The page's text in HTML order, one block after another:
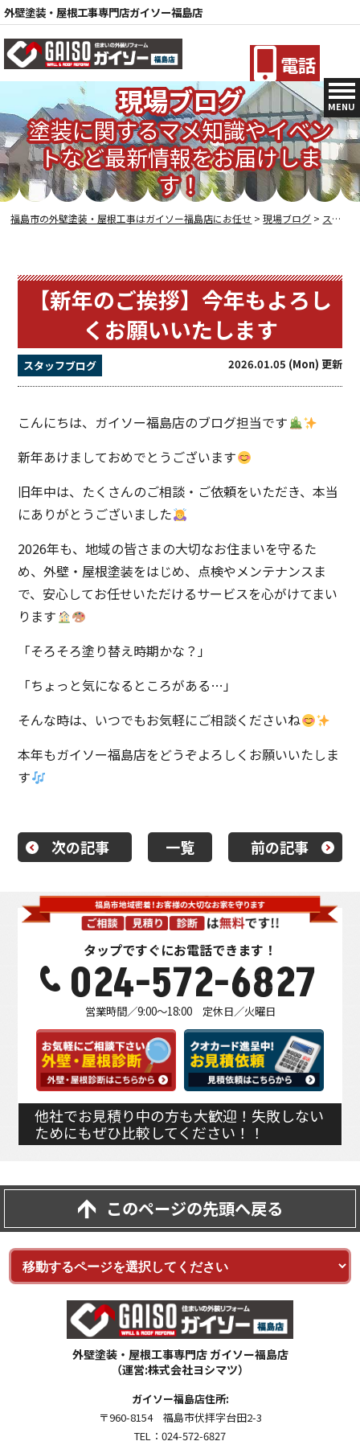
外壁塗装・屋根工事専門店ガイソー福島店
電話
MENU
現場ブログ
塗装に関するマメ知識やイベン
トなど最新情報をお届けしま
す！
福島市の外壁塗装・屋根工事はガイソー福島店にお任せ >現場ブログ > スタッフブログ
【新年のご挨拶】今年もよろし
くお願いいたします
スタッフブログ 2026.01.05 (Mon) 更新
こんにちは、ガイソー福島店のブログ担当です
新年あけましておめでとうございます
旧年中は、たくさんのご相談・ご依頼をいただき、本当
にありがとうございました
2026年も、地域の皆さまの大切なお住まいを守るた
め、外壁・屋根塗装をはじめ、点検やメンテナンスま
で、安心してお任せいただけるサービスを心がけてまい
ります
「そろそろ塗り替え時期かな？」
「ちょっと気になるところがある…」
そんな時は、いつでもお気軽にご相談くださいね
本年もガイソー福島店をどうぞよろしくお願いいたしま
す
次の記事 一覧 前の記事
タップですぐにお電話できます！
024-572-6827
営業時間／9:00～18:00 定休日／火曜日
他社でお見積り中の方も大歓迎！失敗しない
ためにもぜひ比較してください！！
このページの先頭へ戻る
外壁塗装・屋根工事専門店 ガイソー福島店
（運営:株式会社ヨシマツ）
ガイソー福島店住所:
〒960-8154 福島市伏拝字台田2-3
TEL：024-572-6827